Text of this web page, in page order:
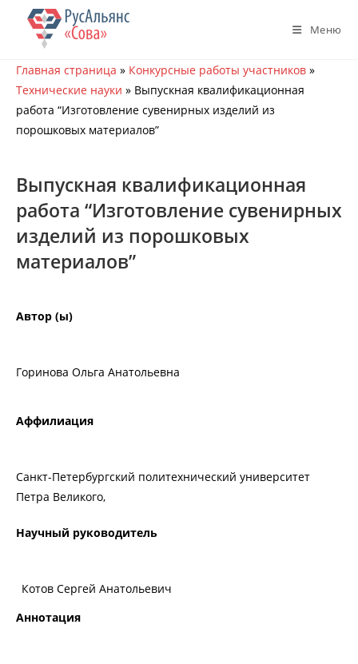
Перейти
содержимому
Меню
Главная страница » Конкурсные работы участников »
Технические науки » Выпускная квалификационная
работа “Изготовление сувенирных изделий из
порошковых материалов”
Выпускная квалификационная
работа “Изготовление сувенирных
изделий из порошковых
материалов”
Автор (ы)
Горинова Ольга Анатольевна
Аффилиация
Санкт-Петербургский политехнический университет
Петра Великого,
Научный руководитель
Котов Сергей Анатольевич
Аннотация